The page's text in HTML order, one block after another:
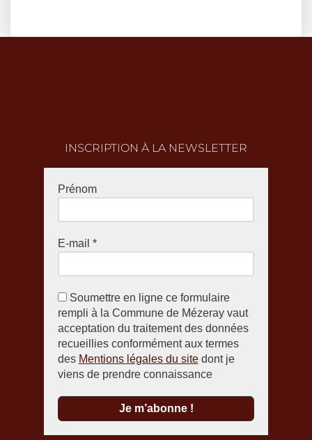
INSCRIPTION À LA NEWSLETTER
Prénom
E-mail *
Soumettre en ligne ce formulaire
rempli à la Commune de Mézeray vaut
acceptation du traitement des données
recueillies conformément aux termes
des Mentions légales du sitedont je
viens de prendre connaissance